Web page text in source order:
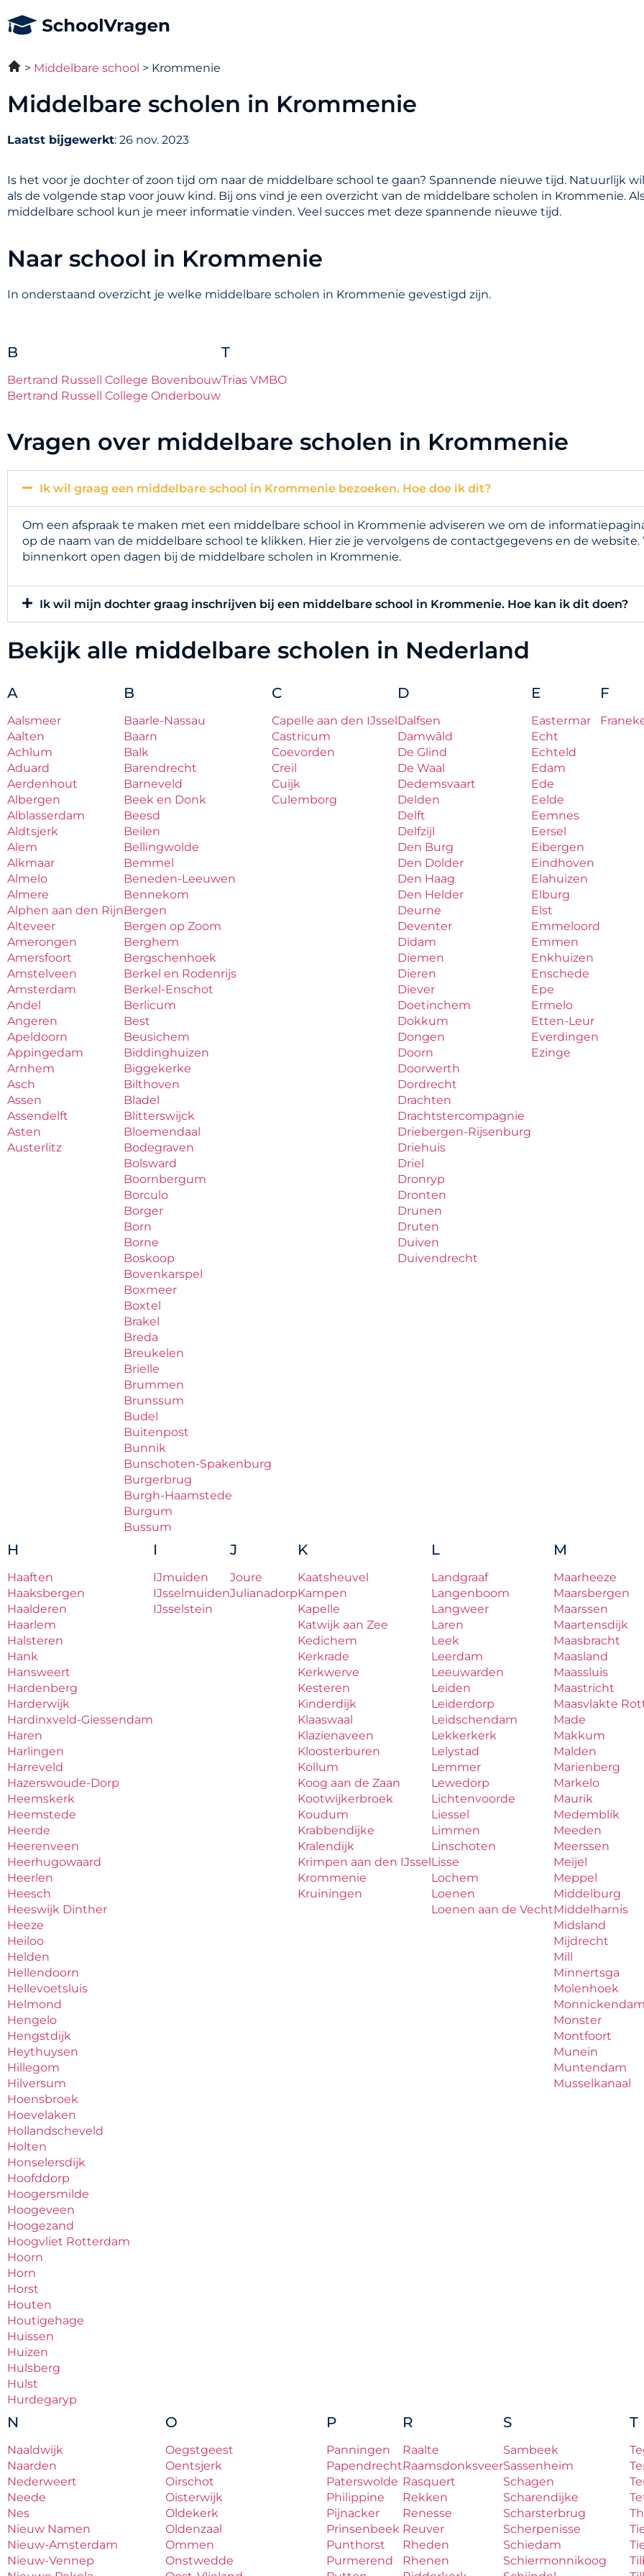
Middelbare school Krommenie
Middelbare scholen in Krommenie
Laatst bijgewerkt: 26 nov. 2023
Is het voor je dochter of zoon tijd om naar de middelbare school te gaan? Spannende nieuwe tijd. Natuurlijk
als de volgende stap voor jouw kind. Bij ons vind je een overzicht van de middelbare scholen in Krommenie.
middelbare school kun je meer informatie vinden. Veel succes met deze spannende nieuwe tijd.
Naar school in Krommenie
In onderstaand overzicht je welke middelbare scholen in Krommenie gevestigd zijn.
B
Bertrand Russell College Bovenbouw
Bertrand Russell College Onderbouw
T
Trias VMBO
Vragen over middelbare scholen in Krommenie
Ik wil graag een middelbare school in Krommenie bezoeken. Hoe doe ik dit?
Om een afspraak te maken met een middelbare school in Krommenie adviseren we om de
op de naam van de middelbare school te klikken. Hier zie je vervolgens de contactgegevens en de
binnenkort open dagen bij de middelbare scholen in Krommenie.
Ik wil mijn dochter graag inschrijven bij een middelbare school in Krommenie. Hoe kan ik dit doen?
Bekijk alle middelbare scholen in Nederland
A
Aalsmeer
Aalten
Achlum
Aduard
Aerdenhout
Albergen
Alblasserdam
Aldtsjerk
Alem
Alkmaar
Almelo
Almere
Alphen aan den Rijn
Alteveer
Amerongen
Amersfoort
Amstelveen
Amsterdam
Andel
Angeren
Apeldoorn
Appingedam
Arnhem
Asch
Assen
Assendelft
Asten
Austerlitz
B
Baarle-Nassau
Baarn
Balk
Barendrecht
Barneveld
Beek en Donk
Beesd
Beilen
Bellingwolde
Bemmel
Beneden-Leeuwen
Bennekom
Bergen
Bergen op Zoom
Berghem
Bergschenhoek
Berkel en Rodenrijs
Berkel-Enschot
Berlicum
Best
Beusichem
Biddinghuizen
Biggekerke
Bilthoven
Bladel
Blitterswijck
Bloemendaal
Bodegraven
Bolsward
Boornbergum
Borculo
Borger
Born
Borne
Boskoop
Bovenkarspel
Boxmeer
Boxtel
Brakel
Breda
Breukelen
Brielle
Brummen
Brunssum
Budel
Buitenpost
Bunnik
Bunschoten-Spakenburg
Burgerbrug
Burgh-Haamstede
Burgum
Bussum
C
Capelle aan den IJssel
Castricum
Coevorden
Creil
Cuijk
Culemborg
D
Dalfsen
Damwâld
De Glind
De Waal
Dedemsvaart
Delden
Delft
Delfzijl
Den Burg
Den Dolder
Den Haag
Den Helder
Deurne
Deventer
Didam
Diemen
Dieren
Diever
Doetinchem
Dokkum
Dongen
Doorn
Doorwerth
Dordrecht
Drachten
Drachtstercompagnie
Driebergen-Rijsenburg
Driehuis
Driel
Dronryp
Dronten
Drunen
Druten
Duiven
Duivendrecht
E
Eastermar
Echt
Echteld
Edam
Ede
Eelde
Eemnes
Eersel
Eibergen
Eindhoven
Elahuizen
Elburg
Elst
Emmeloord
Emmen
Enkhuizen
Enschede
Epe
Ermelo
Etten-Leur
Everdingen
Ezinge
F
H
Haaften
Haaksbergen
Haalderen
Haarlem
Halsteren
Hank
Hansweert
Hardenberg
Harderwijk
Hardinxveld-Giessendam
Haren
Harlingen
Harreveld
Hazerswoude-Dorp
Heemskerk
Heemstede
Heerde
Heerenveen
Heerhugowaard
Heerlen
Heesch
Heeswijk Dinther
Heeze
Heiloo
Helden
Hellendoorn
Hellevoetsluis
Helmond
Hengelo
Hengstdijk
Heythuysen
Hillegom
Hilversum
Hoensbroek
Hoevelaken
Hollandscheveld
Holten
Honselersdijk
Hoofddorp
Hoogersmilde
Hoogeveen
Hoogezand
Hoogvliet Rotterdam
Hoorn
Horn
Horst
Houten
Houtigehage
Huissen
Huizen
Hulsberg
Hulst
Hurdegaryp
I
IJmuiden
IJsselmuiden
IJsselstein
J
Joure
Julianadorp
K
Kaatsheuvel
Kampen
Kapelle
Katwijk aan Zee
Kedichem
Kerkrade
Kerkwerve
Kesteren
Kinderdijk
Klaaswaal
Klazienaveen
Kloosterburen
Kollum
Koog aan de Zaan
Kootwijkerbroek
Koudum
Krabbendijke
Kralendijk
Krimpen aan den IJssel
Krommenie
Kruiningen
L
Landgraaf
Langenboom
Langweer
Laren
Leek
Leerdam
Leeuwarden
Leiden
Leiderdorp
Leidschendam
Lekkerkerk
Lelystad
Lemmer
Lewedorp
Lichtenvoorde
Liessel
Limmen
Linschoten
Lisse
Lochem
Loenen
Loenen aan de Vecht
M
Maarheeze
Maarsbergen
Maarssen
Maartensdijk
Maasbracht
Maasland
Maassluis
Maastricht
Maasvlakte
Made
Makkum
Malden
Marienberg
Markelo
Maurik
Medemblik
Meeden
Meerssen
Meijel
Meppel
Middelburg
Middelharnis
Midsland
Mijdrecht
Mill
Minnertsga
Molenhoek
Monnickendam
Monster
Montfoort
Munein
Muntendam
Musselkanaal
N
Naaldwijk
Naarden
Nederweert
Neede
Nes
Nieuw Namen
Nieuw-Amsterdam
Nieuw-Vennep
O
Oegstgeest
Oentsjerk
Oirschot
Oisterwijk
Oldekerk
Oldenzaal
Ommen
Onstwedde
P
Panningen
Papendrecht
Paterswolde
Philippine
Pijnacker
Prinsenbeek
Punthorst
Purmerend
R
Raalte
Raamsdonksveer
Rasquert
Rekken
Renesse
Reuver
Rheden
Rhenen
S
Sambeek
Sassenheim
Schagen
Scharendijke
Scharsterbrug
Scherpenisse
Schiedam
Schiermonnikoog
T